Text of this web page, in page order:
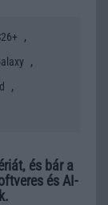
,
,
,
és bár a
és AI-